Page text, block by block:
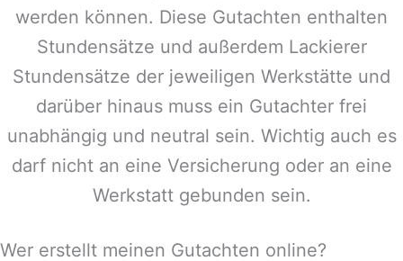
werden können. Diese Gutachten enthalten
Stundensätze und außerdem Lackierer
Stundensätze der jeweiligen Werkstätte und
darüber hinaus muss ein Gutachter frei
unabhängig und neutral sein. Wichtig auch es
darf nicht an eine Versicherung oder an eine
Werkstatt gebunden sein.
Wer erstellt meinen Gutachten online?